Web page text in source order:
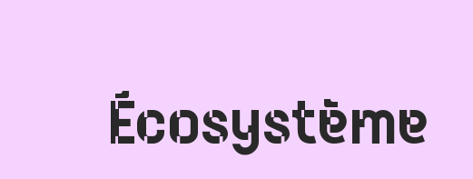
Écosystème